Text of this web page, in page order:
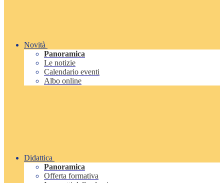
Novità
Panoramica
Le notizie
Calendario eventi
Albo online
Didattica
Panoramica
Offerta formativa